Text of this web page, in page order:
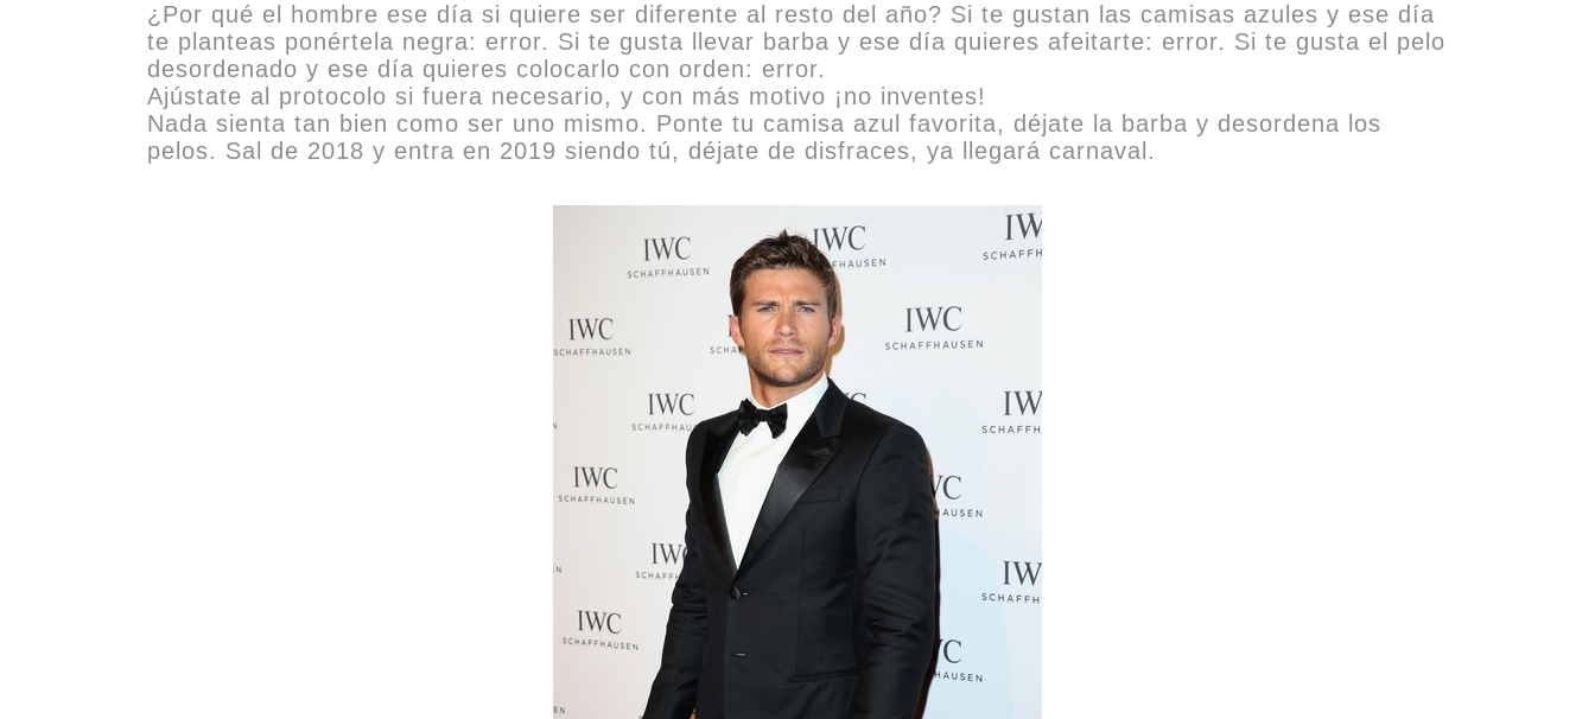
¿Por qué el hombre ese día si quiere ser diferente al resto del año? Si te gustan las camisas azules y ese día
te planteas ponértela negra: error. Si te gusta llevar barba y ese día quieres afeitarte: error. Si te gusta el pelo
desordenado y ese día quieres colocarlo con orden: error.
Ajústate al protocolo si fuera necesario, y con más motivo ¡no inventes!
Nada sienta tan bien como ser uno mismo. Ponte tu camisa azul favorita, déjate la barba y desordena los
pelos. Sal de 2018 y entra en 2019 siendo tú, déjate de disfraces, ya llegará carnaval.